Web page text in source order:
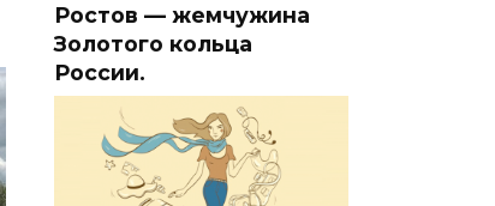
Ростов — жемчужина
Золотого кольца
России.